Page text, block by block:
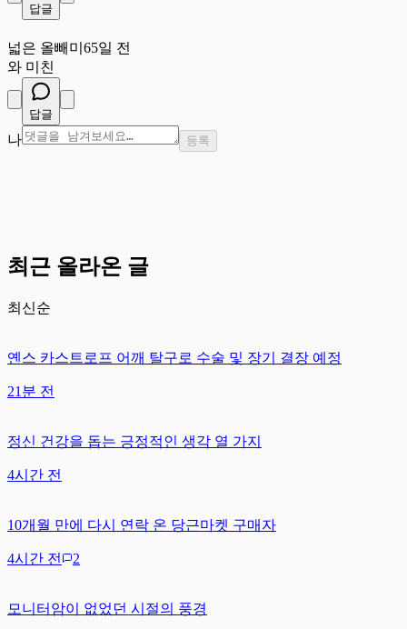
답글
넓은 올빼미 65일 전
와 미친
답글
나 등록
최근 올라온 글
최신순
옌스 카스트로프 어깨 탈구로 수술 및 장기 결장 예정
21분 전
정신 건강을 돕는 긍정적인 생각 열 가지
4시간 전
10개월 만에 다시 연락 온 당근마켓 구매자
4시간 전 2
모니터암이 없었던 시절의 풍경